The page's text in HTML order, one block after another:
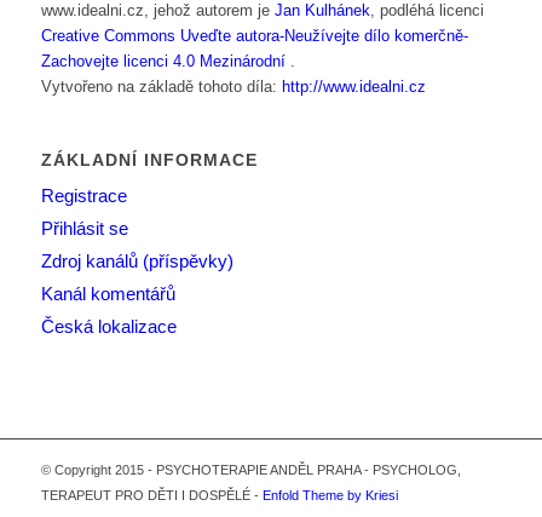
www.idealni.cz, jehož autorem je Jan Kulhánek, podléhá licenci
Creative Commons Uveďte autora-Neužívejte dílo komerčně-
Zachovejte licenci 4.0 Mezinárodní .
Vytvořeno na základě tohoto díla: http://www.idealni.cz
ZÁKLADNÍ INFORMACE
Registrace
Přihlásit se
Zdroj kanálů (příspěvky)
Kanál komentářů
Česká lokalizace
© Copyright 2015 - PSYCHOTERAPIE ANDĚL PRAHA - PSYCHOLOG,
TERAPEUT PRO DĚTI I DOSPĚLÉ - Enfold Theme by Kriesi